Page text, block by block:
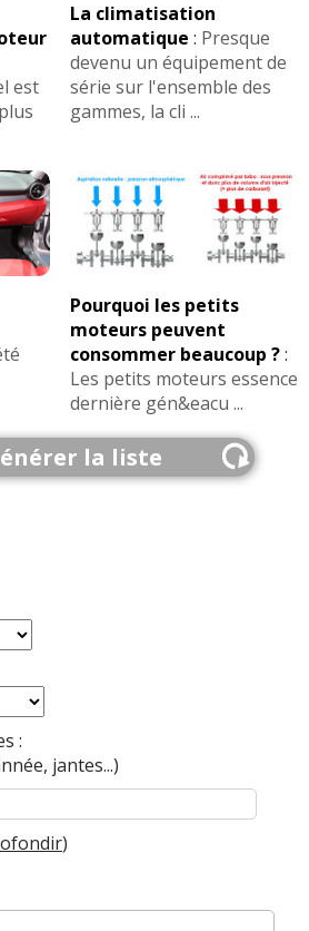
est
La climatisation
automatique : Presque
devenu un équipement de
série sur l'ensemble des
gammes, la cli ...
Pourquoi les petits
moteurs peuvent
consommer beaucoup ?:
Les petits moteurs essence
dernière gén&eacu ...
la liste
:
jantes...)
)